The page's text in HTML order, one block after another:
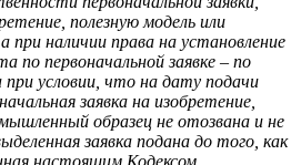
полезную модель или
при наличии права на установление
по первоначальной заявке – по
условии, что на дату подачи
заявка на изобретение,
образец не отозвана и не
заявка подана до того, как
настоящим Кодексом